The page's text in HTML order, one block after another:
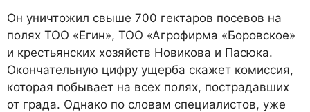
Он уничтожил свыше 700 гектаров посевов на
полях ТОО «Егин», ТОО «Агрофирма «Боровское»
и крестьянских хозяйств Новикова и Пасюка.
Окончательную цифру ущерба скажет комиссия,
которая побывает на всех полях, пострадавших
от града. Однако по словам специалистов, уже